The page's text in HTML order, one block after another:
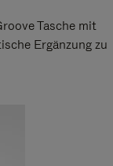
Tasche mit
Ergänzung zu